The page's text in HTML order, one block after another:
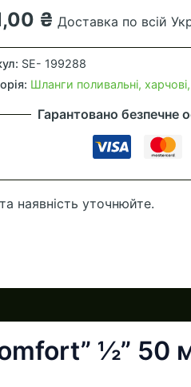
₴ Доставка по всій
SE- 199288
Шланги поливальні,
Гарантовано безпечне
наявність уточнюйте.
½” 50